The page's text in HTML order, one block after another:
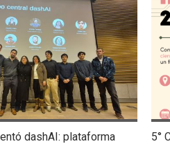
dashAI: plataforma
5°